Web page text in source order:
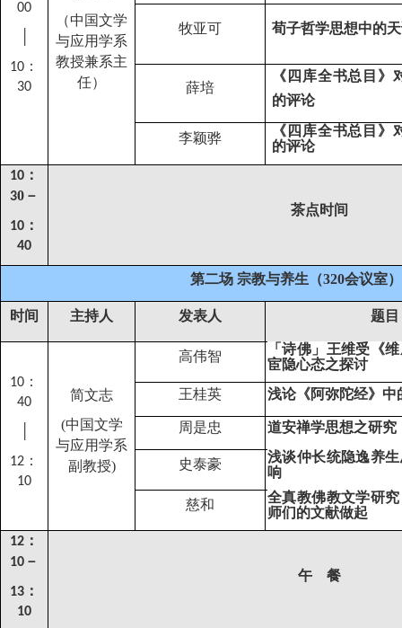
00
10 ：
30
（中国文学
与应用学系
教授兼系主
任）
牧亚可 荀子哲学思想中的
薛培
《四库全书总目》
的评论
李颖骅
《四库全书总目》
的评论
10 ：
30 －
10 ：
40
茶点时间
第二场 宗教与养生（320会议室）
时间 主持人 发表人 题目
10 ：
40
12 ：
10
简文志
(中国文学
与应用学系
副教授)
高伟智
「诗佛」王维受《
宦隐心态之探讨
王桂英
浅论《阿弥陀经》中
周是忠 道安禅学思想之研究
史泰豪
浅谈仲长统隐逸养
响
慈和
全真教佛教文学研
师们的文献做起
12 ：
10 －
13 ：
10
午 餐